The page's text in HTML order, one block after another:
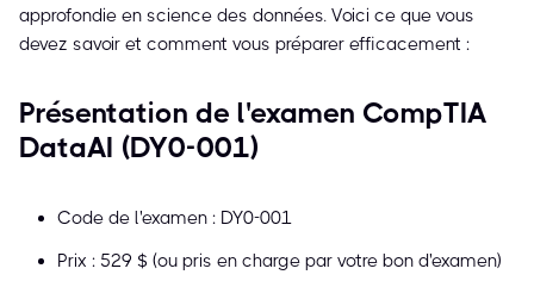
approfondie en science des données. Voici ce que vous
devez savoir et comment vous préparer efficacement :
Présentation de l'examen CompTIA
DataAI (DY0-001)
Code de l'examen : DY0-001
Prix : 529 $ (ou pris en charge par votre bon d'examen)